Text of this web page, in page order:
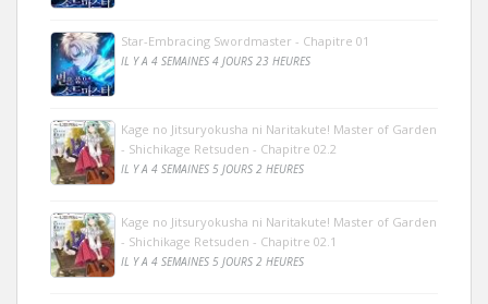
Star-Embracing Swordmaster - Chapitre 01
IL Y A 4 SEMAINES 4 JOURS 23 HEURES
Kage no Jitsuryokusha ni Naritakute! Master of Garden
- Shichikage Retsuden - Chapitre 02.2
IL Y A 4 SEMAINES 5 JOURS 2 HEURES
Kage no Jitsuryokusha ni Naritakute! Master of Garden
- Shichikage Retsuden - Chapitre 02.1
IL Y A 4 SEMAINES 5 JOURS 2 HEURES